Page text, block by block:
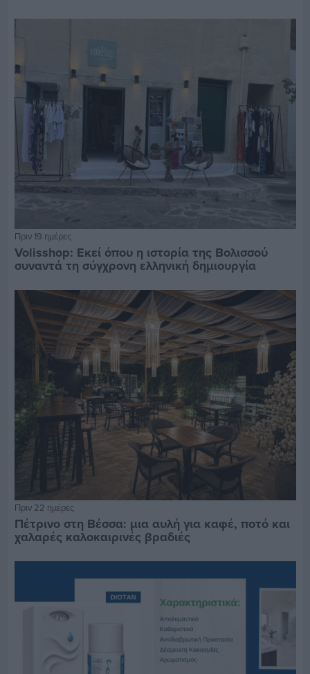
Πριν 19 ημέρες
Volisshop: Εκεί όπου η ιστορία της Βολισσού
συναντά τη σύγχρονη ελληνική δημιουργία
Πριν 22 ημέρες
Πέτρινο στη Βέσσα: μια αυλή για καφέ, ποτό και
χαλαρές καλοκαιρινές βραδιές